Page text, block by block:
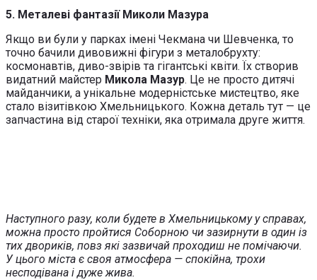
5. Металеві фантазії Миколи Мазура
Якщо ви були у парках імені Чекмана чи Шевченка, то
точно бачили дивовижні фігури з металобрухту:
космонавтів, диво-звірів та гігантські квіти. Їх створив
видатний майстер Микола Мазур. Це не просто дитячі
майданчики, а унікальне модерністське мистецтво, яке
стало візитівкою Хмельницького. Кожна деталь тут — це
запчастина від старої техніки, яка отримала друге життя.
Наступного разу, коли будете в Хмельницькому у справах,
можна просто пройтися Соборною чи зазирнути в один із
тих двориків, повз які зазвичай проходиш не помічаючи.
У цього міста є своя атмосфера — спокійна, трохи
несподівана і дуже жива.